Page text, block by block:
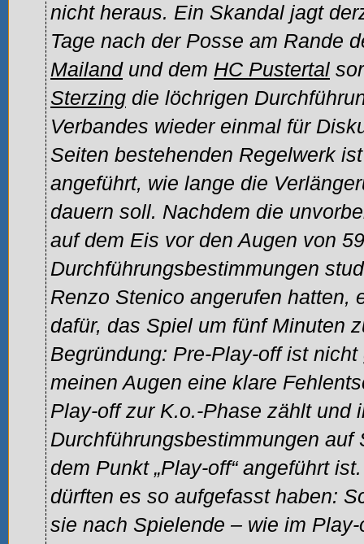
nicht heraus. Ein Skandal jagt
Tage nach der Posse am Rande
Mailandund dem HC Pustertal
Sterzing die löchrigen
Verbandes wieder einmal für
Seiten bestehenden Regelwerk
angeführt, wie lange die
dauern soll. Nachdem die
auf dem Eis vor den Augen von
Durchführungsbestimmungen
Renzo Stenico angerufen hatten,
dafür, das Spiel um fünf Minuten
Begründung: Pre-Play-off ist
meinen Augen eine klare
Play-off zur K.o.-Phase zählt und
Durchführungsbestimmungen auf
dem Punkt „Play-off“ angeführt
dürften es so aufgefasst haben:
sie nach Spielende – wie im